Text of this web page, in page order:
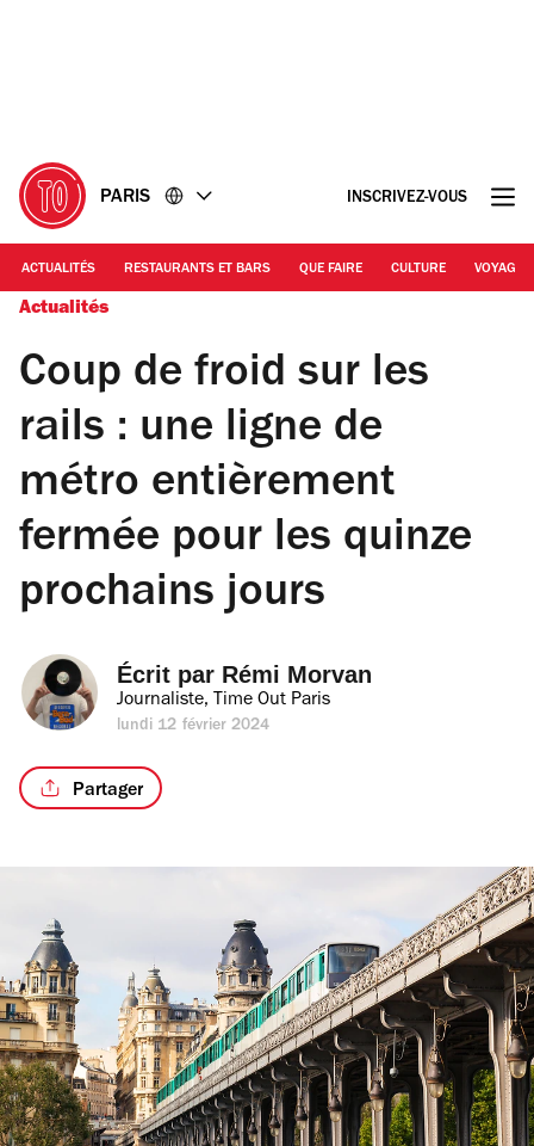
PARIS INSCRIVEZ-VOUS
ACTUALITÉS RESTAURANTS ET BARS QUE FAIRE CULTURE VOYAGE
Actualités
Coup de froid sur les
rails : une ligne de
métro entièrement
fermée pour les quinze
prochains jours
Écrit par Rémi Morvan
Journaliste, Time Out Paris
lundi 12 février 2024
Partager